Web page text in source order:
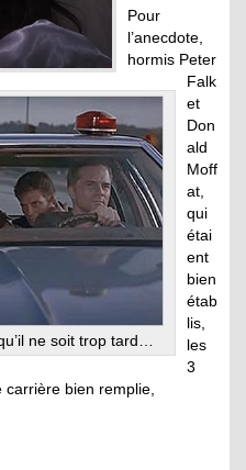
ne soit trop tard…
Pour
l’anecdote,
hormis Peter
Falk
et
Don
ald
Moff
at,
qui
étai
ent
bien
étab
lis,
les
3
bien remplie,